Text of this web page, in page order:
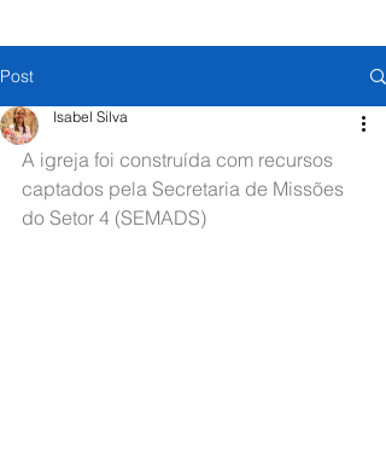
Post
Isabel Silva
A igreja foi construída com recursos
captados pela Secretaria de Missões
do Setor 4 (SEMADS)